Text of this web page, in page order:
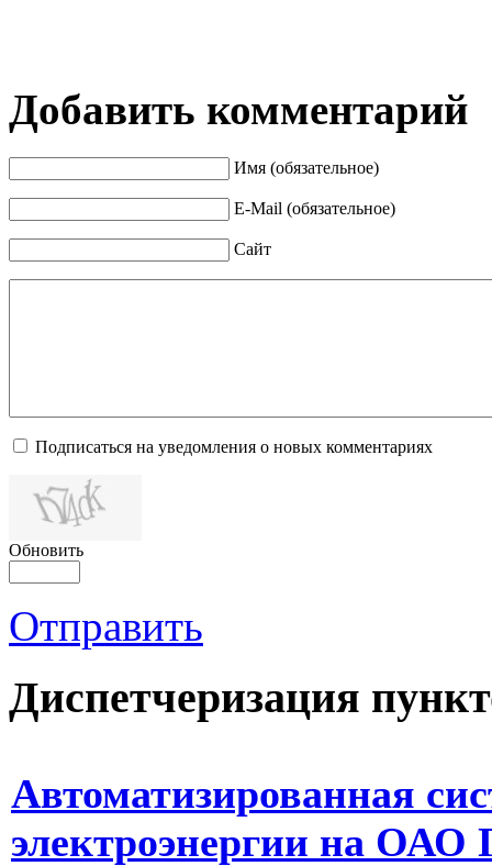
Добавить комментарий
Имя (обязательное)
E-Mail (обязательное)
Сайт
Подписаться на уведомления о новых комментариях
Обновить
Отправить
Диспетчеризация
Автоматизированная
электроэнергии на